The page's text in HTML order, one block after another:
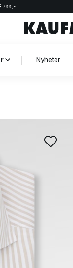
799,-
Nyheter